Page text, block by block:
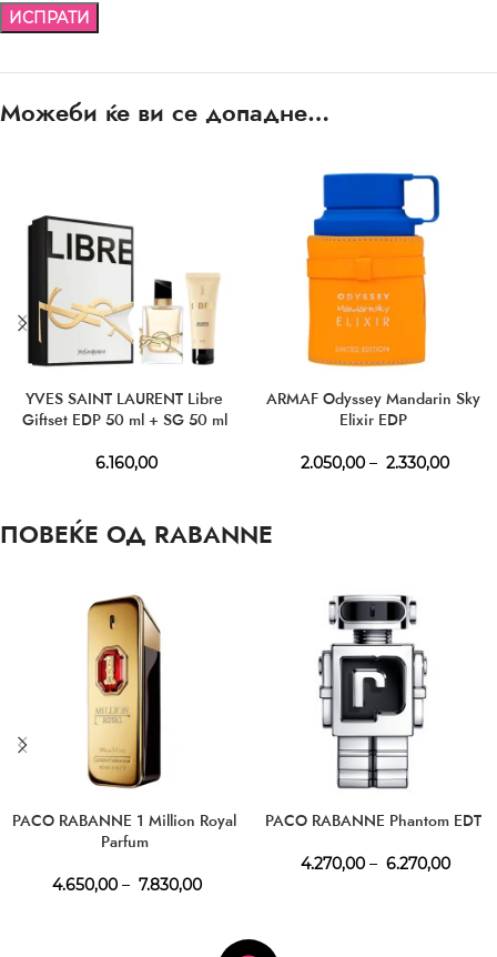
Можеби ќе ви се допадне…
YVES SAINT LAURENT Libre
Giftset EDP 50 ml + SG 50 ml
6.160,00
ARMAF Odyssey Mandarin Sky
Elixir EDP
2.050,00 – 2.330,00
ПОВЕЌЕ ОД RABANNE
PACO RABANNE 1 Million Royal
Parfum
4.650,00 – 7.830,00
PACO RABANNE Phantom EDT
4.270,00 – 6.270,00